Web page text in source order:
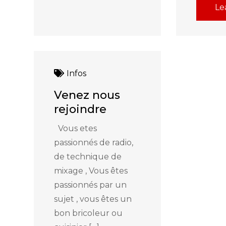
Infos
Venez nous
rejoindre
Vous etes
passionnés de radio,
de technique de
mixage , Vous êtes
passionnés par un
sujet , vous êtes un
bon bricoleur ou